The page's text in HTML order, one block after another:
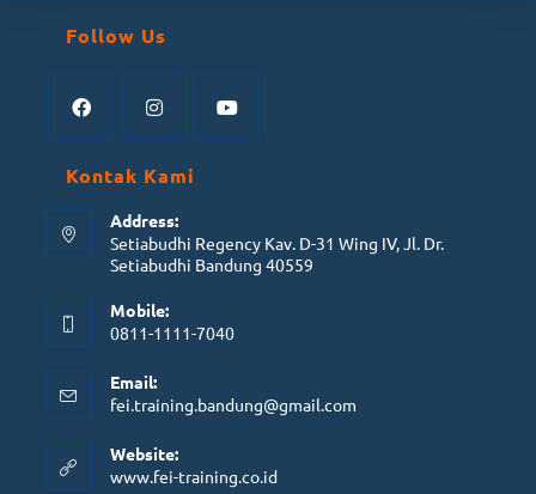
Follow Us
Kontak Kami
Address:
Setiabudhi Regency Kav. D-31 Wing IV, Jl. Dr.
Setiabudhi Bandung 40559
Mobile:
0811-1111-7040
Email:
fei.training.bandung@gmail.com
Website:
www.fei-training.co.id